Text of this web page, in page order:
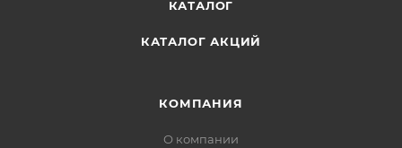
КАТАЛОГ
КАТАЛОГ АКЦИЙ
КОМПАНИЯ
О компании